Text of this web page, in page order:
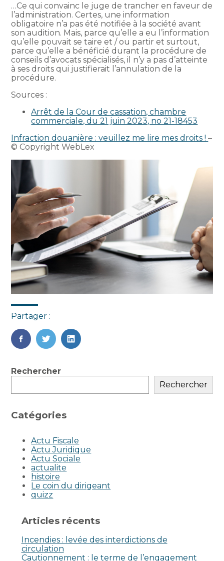
…Ce qui convainc le juge de trancher en faveur de
l’administration. Certes, une information
obligatoire n’a pas été notifiée à la société avant
son audition. Mais, parce qu’elle a eu l’information
qu’elle pouvait se taire et / ou partir et surtout,
parce qu’elle a bénéficié durant la procédure de
conseils d’avocats spécialisés, il n’y a pas d’atteinte
à ses droits qui justifierait l’annulation de la
procédure.
Sources :
Arrêt de la Cour de cassation, chambre
commerciale, du 21 juin 2023, no 21-18453
Infraction douanière : veuillez me lire mes droits !–
© Copyright WebLex
Partager :
FaceBook
TwitterLinkedIn
Blog
Rechercher
Rechercher
Catégories
Actu Fiscale
Actu Juridique
Actu Sociale
actualite
histoire
Le coin du dirigeant
quizz
Articles récents
Incendies : levée des interdictions de
circulation
Cautionnement : le terme de l’engagement